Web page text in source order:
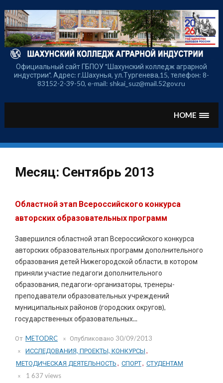
к
содержимому
Официальный сайт ГБПОУ "Шахунский колледж аграрной
индустрии". Адрес: г.Шахунья, ул.Тургенева,15, телефон: 8-
83152-2-39-50, e-mail: shkai_suz@mail.52gov.ru
HOME
Месяц: Сентябрь 2013
Областной этап Всероссийского конкурса
авторских образовательных программ
Завершился областной этап Всероссийского конкурса
авторских образовательных программ дополнительного
образования детей Нижегородской области, в котором
приняли участие педагоги дополнительного
образования, педагоги-организаторы, тренеры-
преподаватели образовательных учреждений
муниципальных районов (городских округов),
государственных образовательных...
От METODRC Опубликовано 30/09/2013
ИССЛЕДОВАНИЯ, ПРОЕКТЫ, КОНКУРСЫ,
МЕТОДИЧЕСКАЯ ДЕЯТЕЛЬНОСТЬ, СПОРТ, СТУДЕНТАМ
1 637 views